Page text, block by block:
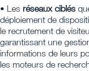
• Les réseaux ciblés
déploiement de
le recrutement de
garantissant une
informations de leurs
les moteurs de